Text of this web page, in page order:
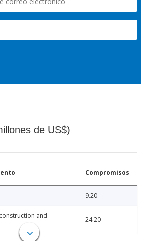
de US$)
Compromisos
9.20
and
24.20